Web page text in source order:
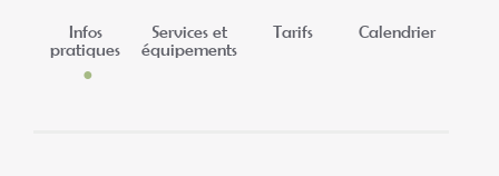
Infos
pratiques
Services et
équipements
Tarifs Calendrier